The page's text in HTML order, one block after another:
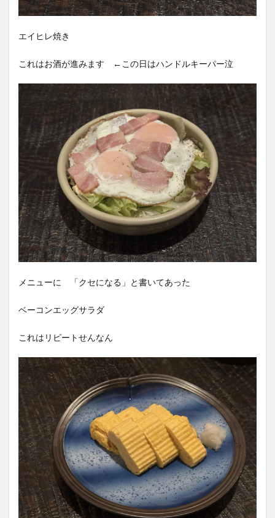
エイヒレ焼き
これはお酒が進みます ←この日はハンドルキーパー泣
メニューに 「クセになる」と書いてあった
ベーコンエッグサラダ
これはリピートせんなん